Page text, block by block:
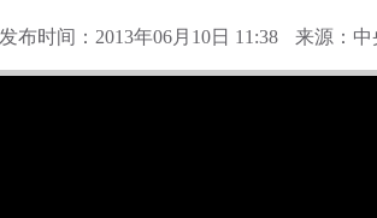
发布时间：2013年06月10日 11:38 来源：中